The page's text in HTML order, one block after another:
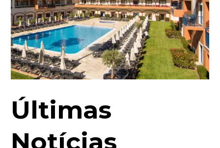
Últimas
Notícias